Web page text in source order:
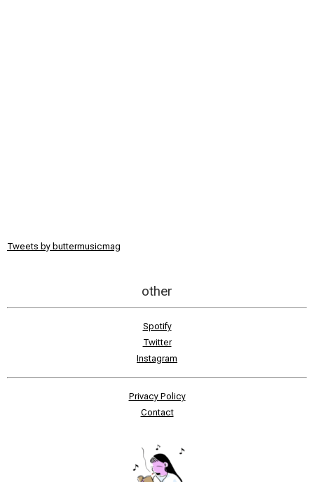
Tweets by buttermusicmag
other
Spotify
Twitter
Instagram
Privacy Policy
Contact